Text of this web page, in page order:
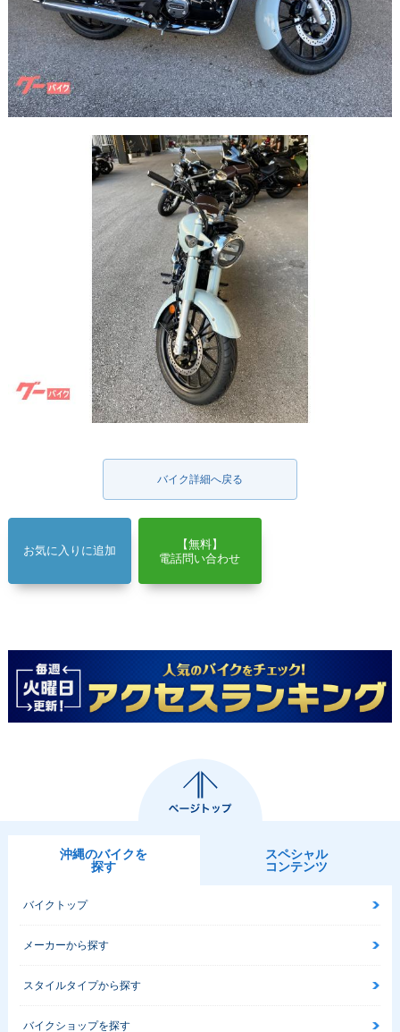
バイク詳細へ戻る
お気に入りに追加
【無料】
電話問い合わせ
沖縄のバイクを
探す
スペシャル
コンテンツ
バイクトップ
メーカーから探す
スタイルタイプから探す
バイクショップを探す